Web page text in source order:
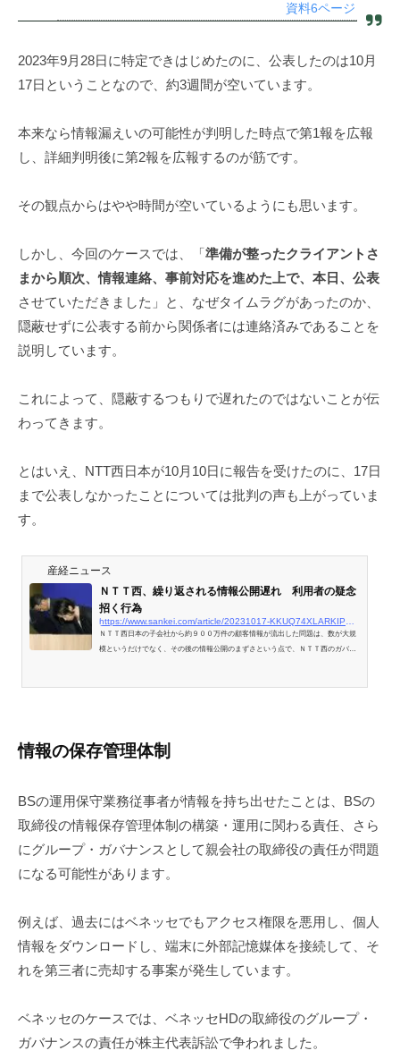
資料6ページ
2023年9月28日に特定できはじめたのに、公表したのは10月
17日ということなので、約3週間が空いています。
本来なら情報漏えいの可能性が判明した時点で第1報を広報
し、詳細判明後に第2報を広報するのが筋です。
その観点からはやや時間が空いているようにも思います。
しかし、今回のケースでは、「準備が整ったクライアントさ
まから順次、情報連絡、事前対応を進めた上で、本⽇、公表
させていただきました」と、なぜタイムラグがあったのか、
隠蔽せずに公表する前から関係者には連絡済みであることを
説明しています。
これによって、隠蔽するつもりで遅れたのではないことが伝
わってきます。
とはいえ、NTT西日本が10月10日に報告を受けたのに、17日
まで公表しなかったことについては批判の声も上がっていま
す。
産経ニュース
ＮＴＴ西、繰り返される情報公開遅れ 利用者の疑念
招く行為
ＮＴＴ西日本の子会社から約９００万件の顧客情報が流出した問題は、数が大規
模というだけでなく、その後の情報公開のまずさという点で、ＮＴＴ西のガバナ
情報の保存管理体制
BSの運用保守業務従事者が情報を持ち出せたことは、BSの
取締役の情報保存管理体制の構築・運用に関わる責任、さら
にグループ・ガバナンスとして親会社の取締役の責任が問題
になる可能性があります。
例えば、過去にはベネッセでもアクセス権限を悪用し、個人
情報をダウンロードし、端末に外部記憶媒体を接続して、そ
れを第三者に売却する事案が発生しています。
ベネッセのケースでは、ベネッセHDの取締役のグループ・
ガバナンスの責任が株主代表訴訟で争われました。